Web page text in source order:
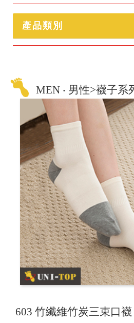
產品類別
MEN ‧ 男性>襪子系
603 竹纖維竹炭三束口襪